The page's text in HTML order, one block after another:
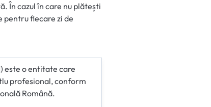
În cazul în care nu plătești
pentru fiecare zi de
este o entitate care
profesional, conform
Română.